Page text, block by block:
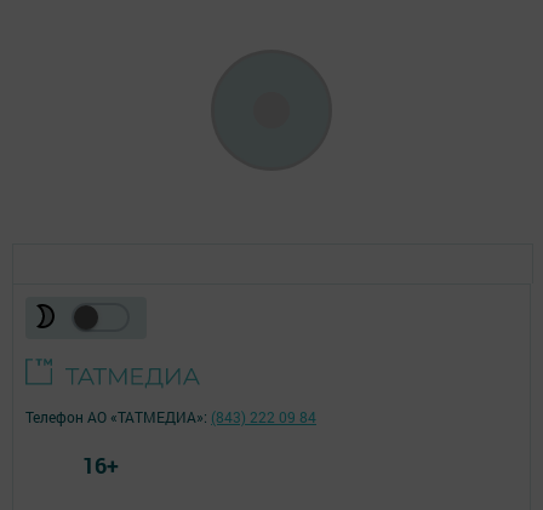
Телефон АО «ТАТМЕДИА»: (843) 222 09 84
16+